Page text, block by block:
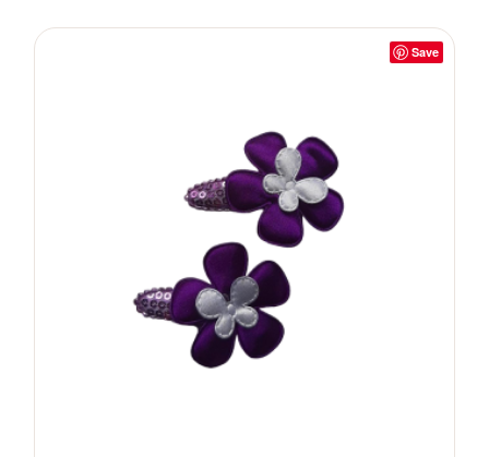
Save